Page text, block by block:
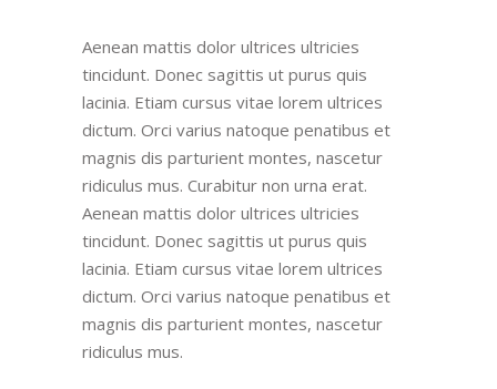
Aenean mattis dolor ultrices ultricies
tincidunt. Donec sagittis ut purus quis
lacinia. Etiam cursus vitae lorem ultrices
dictum. Orci varius natoque penatibus et
magnis dis parturient montes, nascetur
ridiculus mus. Curabitur non urna erat.
Aenean mattis dolor ultrices ultricies
tincidunt. Donec sagittis ut purus quis
lacinia. Etiam cursus vitae lorem ultrices
dictum. Orci varius natoque penatibus et
magnis dis parturient montes, nascetur
ridiculus mus.